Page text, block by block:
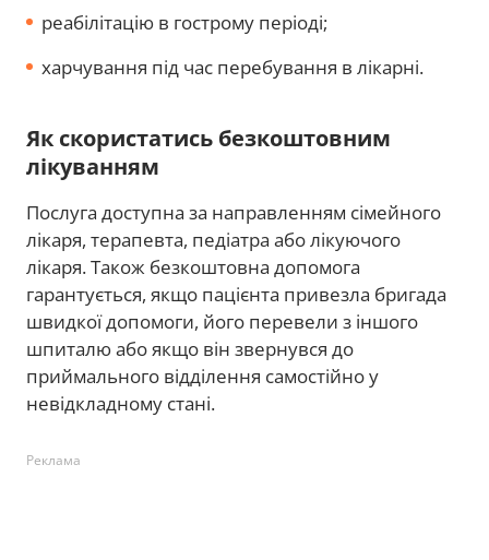
реабілітацію в гострому періоді;
харчування під час перебування в лікарні.
Як скористатись безкоштовним
лікуванням
Послуга доступна за направленням сімейного
лікаря, терапевта, педіатра або лікуючого
лікаря. Також безкоштовна допомога
гарантується, якщо пацієнта привезла бригада
швидкої допомоги, його перевели з іншого
шпиталю або якщо він звернувся до
приймального відділення самостійно у
невідкладному стані.
Реклама